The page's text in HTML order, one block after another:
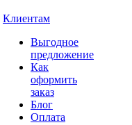
Клиентам
Выгодное
предложение
Как
оформить
заказ
Блог
Оплата